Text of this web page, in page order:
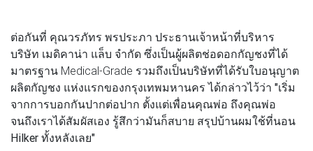
ต่อกันที่ คุณวรภัทร พรประภา ประธานเจ้าหน้าที่บริหาร
บริษัท เมดิคาน่า แล็บ จำกัด ซึ่งเป็นผู้ผลิตช่อดอกกัญชงที่ได้
มาตรฐาน Medical-Grade รวมถึงเป็นบริษัทที่ได้รับใบอนุญาต
ผลิตกัญชง แห่งแรกของกรุงเทพมหานคร ได้กล่าวไว้ว่า "เริ่ม
จากการบอกกันปากต่อปาก ตั้งแต่เพื่อนคุณพ่อ ถึงคุณพ่อ
จนถึงเราได้สัมผัสเอง รู้สึกว่ามันก็สบาย สรุปบ้านผมใช้ที่นอน
Hilker ทั้งหลังเลย"